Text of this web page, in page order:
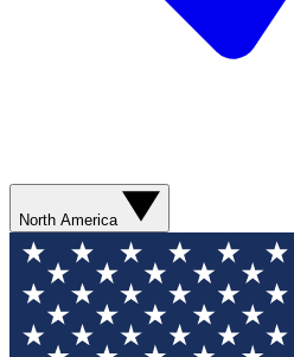
North America